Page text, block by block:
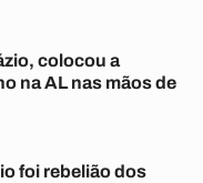
colocou a
na AL nas mãos de
foi rebelião dos